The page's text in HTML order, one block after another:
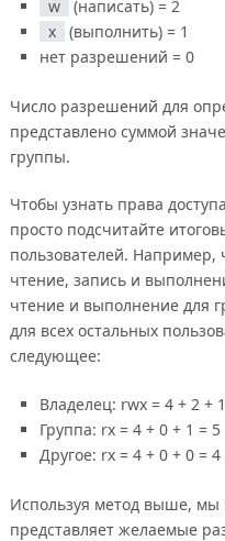
w
(написать) = 2
x
(выполнить) = 1
нет разрешений = 0
Число разрешений для
представлено суммой
группы.
Чтобы узнать права
просто подсчитайте
пользователей. Например,
чтение, запись и
чтение и выполнение для
для всех остальных
следующее:
Владелец: rwx = 4 + 2 +
Группа: rx = 4 + 0 + 1 = 5
Другое: rx = 4 + 0 + 0 = 4
Используя метод выше, мы
представляет желаемые